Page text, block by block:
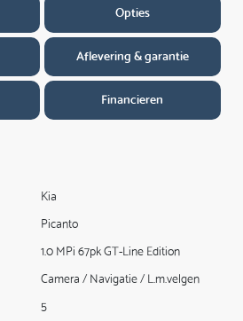
Opties
Aflevering & garantie
Financieren
Kia
Picanto
1.0 MPi 67pk GT-Line Edition
Camera / Navigatie / L.m.velgen
5